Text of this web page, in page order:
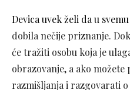
Devica uvek želi da u
dobila nečije priznanje.
će tražiti osobu koja je
obrazovanje, a ako
razmišljanja i razgovarati